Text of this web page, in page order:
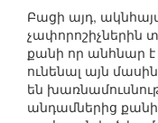
Բացի այդ,
չափորոշիչներին
քանի որ անհնար
ունենալ այն
են
անդամներից